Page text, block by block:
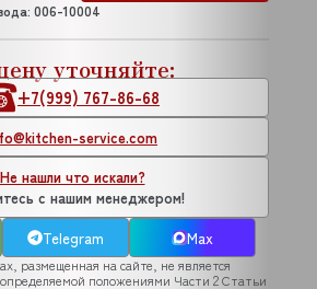
006-10004
уточняйте:
+7(999) 767-86-68
service.com
Не нашли что искали?
с нашим менеджером!
Telegram Max
размещенная на сайте, не является
положениями Части 2 Статьи